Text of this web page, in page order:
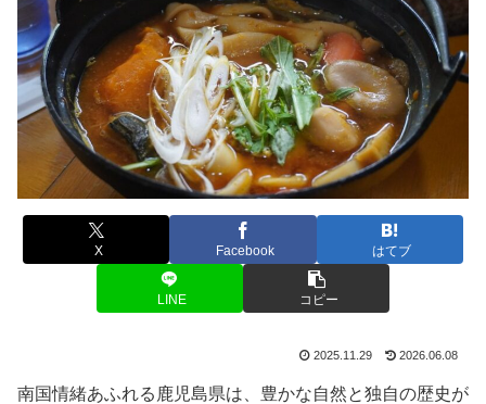
X Facebook はてブ
LINE コピー
2025.11.29 2026.06.08
南国情緒あふれる鹿児島県は、豊かな自然と独自の歴史が